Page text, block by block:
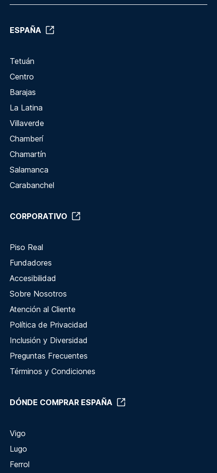
ESPAÑA
Tetuán
Centro
Barajas
La Latina
Villaverde
Chamberí
Chamartín
Salamanca
Carabanchel
CORPORATIVO
Piso Real
Fundadores
Accesibilidad
Sobre Nosotros
Atención al Cliente
Política de Privacidad
Inclusión y Diversidad
Preguntas Frecuentes
Términos y Condiciones
DÓNDE COMPRAR ESPAÑA
Vigo
Lugo
Ferrol